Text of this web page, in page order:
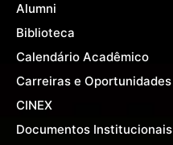
Alumni
Biblioteca
Calendário Acadêmico
Carreiras e Oportunidades
CINEX
Documentos Institucionais